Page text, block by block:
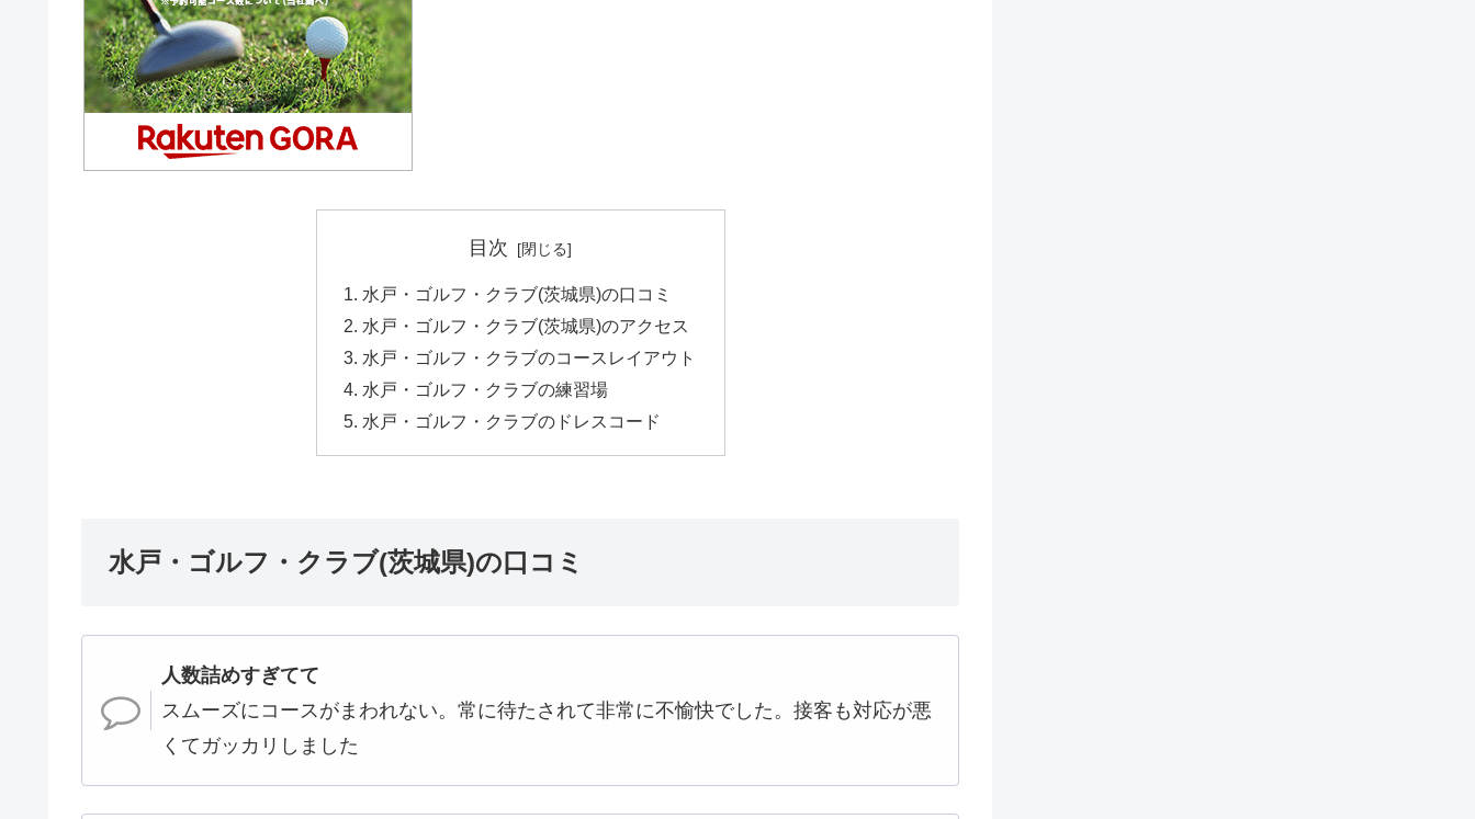
目次
水戸・ゴルフ・クラブ(茨城県)の口コミ
水戸・ゴルフ・クラブ(茨城県)のアクセス
水戸・ゴルフ・クラブのコースレイアウト
水戸・ゴルフ・クラブの練習場
水戸・ゴルフ・クラブのドレスコード
水戸・ゴルフ・クラブ(茨城県)の口コミ
人数詰めすぎてて
スムーズにコースがまわれない。常に待たされて非常に不愉快でした。接客も対応が悪
くてガッカリしました